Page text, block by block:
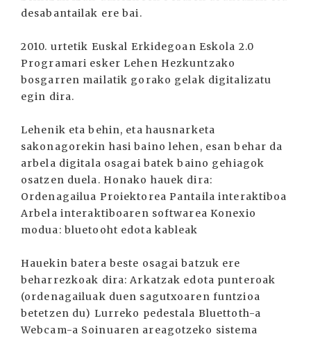
desabantailak ere bai.
2010. urtetik Euskal Erkidegoan Eskola 2.0
Programari esker Lehen Hezkuntzako
bosgarren mailatik gorako gelak digitalizatu
egin dira.
Lehenik eta behin, eta hausnarketa
sakonagorekin hasi baino lehen, esan behar da
arbela digitala osagai batek baino gehiagok
osatzen duela. Honako hauek dira:
Ordenagailua Proiektorea Pantaila interaktiboa
Arbela interaktiboaren softwarea Konexio
modua: bluetooht edota kableak
Hauekin batera beste osagai batzuk ere
beharrezkoak dira: Arkatzak edota punteroak
(ordenagailuak duen sagutxoaren funtzioa
betetzen du) Lurreko pedestala Bluettoth-a
Webcam-a Soinuaren areagotzeko sistema